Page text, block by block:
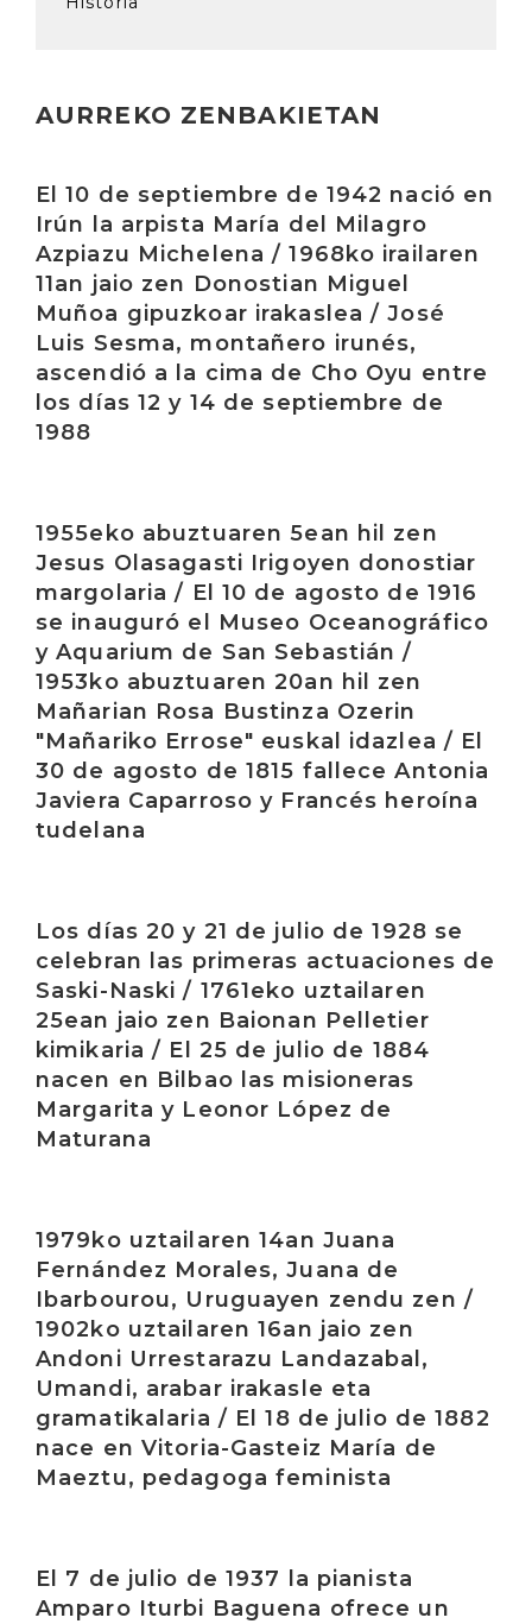
AURREKO ZENBAKIETAN
El 10 de septiembre de 1942 nació en
Irún la arpista María del Milagro
Azpiazu Michelena / 1968ko irailaren
11an jaio zen Donostian Miguel
Muñoa gipuzkoar irakaslea / José
Luis Sesma, montañero irunés,
ascendió a la cima de Cho Oyu entre
los días 12 y 14 de septiembre de
1988
1955eko abuztuaren 5ean hil zen
Jesus Olasagasti Irigoyen donostiar
margolaria / El 10 de agosto de 1916
se inauguró el Museo Oceanográfico
y Aquarium de San Sebastián /
1953ko abuztuaren 20an hil zen
Mañarian Rosa Bustinza Ozerin
"Mañariko Errose" euskal idazlea / El
30 de agosto de 1815 fallece Antonia
Javiera Caparroso y Francés heroína
tudelana
Los días 20 y 21 de julio de 1928 se
celebran las primeras actuaciones de
Saski-Naski / 1761eko uztailaren
25ean jaio zen Baionan Pelletier
kimikaria / El 25 de julio de 1884
nacen en Bilbao las misioneras
Margarita y Leonor López de
Maturana
1979ko uztailaren 14an Juana
Fernández Morales, Juana de
Ibarbourou, Uruguayen zendu zen /
1902ko uztailaren 16an jaio zen
Andoni Urrestarazu Landazabal,
Umandi, arabar irakasle eta
gramatikalaria / El 18 de julio de 1882
nace en Vitoria-Gasteiz María de
Maeztu, pedagoga feminista
El 7 de julio de 1937 la pianista
Amparo Iturbi Baguena ofrece un